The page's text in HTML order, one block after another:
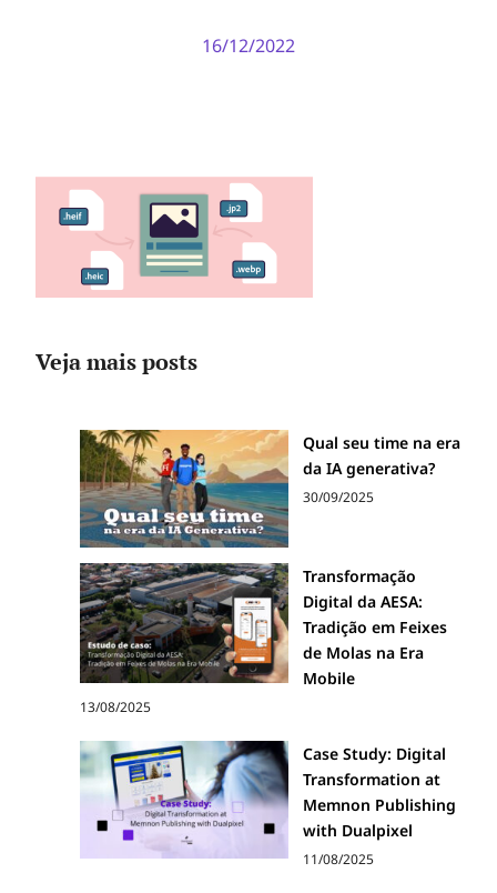
16/12/2022
Veja mais posts
Qual seu time na era
da IA generativa?
30/09/2025
Transformação
Digital da AESA:
Tradição em Feixes
de Molas na Era
Mobile
13/08/2025
Case Study: Digital
Transformation at
Memnon Publishing
with Dualpixel
11/08/2025